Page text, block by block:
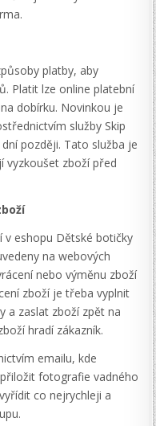
platby, aby
Platit lze online platební
dobírku. Novinkou je
služby Skip
později. Tato služba je
vyzkoušet zboží před
v eshopu Dětské botičky
na webových
nebo výměnu zboží
zboží je třeba vyplnit
a zaslat zboží zpět na
hradí zákazník.
emailu, kde
fotografie vadného
co nejrychleji a